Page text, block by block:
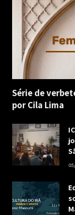
Série de
por Cila Lima